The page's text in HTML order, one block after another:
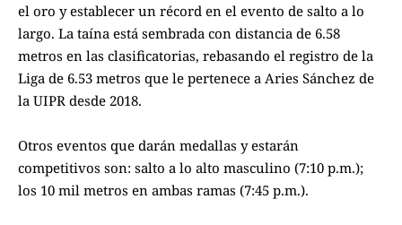
el oro y establecer un récord en el evento de salto a lo
largo. La taína está sembrada con distancia de 6.58
metros en las clasificatorias, rebasando el registro de la
Liga de 6.53 metros que le pertenece a Aries Sánchez de
la UIPR desde 2018.
Otros eventos que darán medallas y estarán
competitivos son: salto a lo alto masculino (7:10 p.m.);
los 10 mil metros en ambas ramas (7:45 p.m.).